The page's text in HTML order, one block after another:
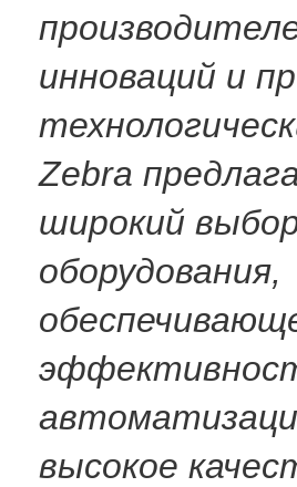
инноваций и
Zebra
широкий
оборудования,
высокое